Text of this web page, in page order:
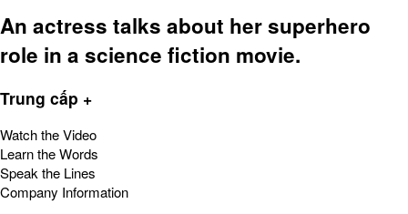
An actress talks about her superhero
role in a science fiction movie.
Trung cấp +
Watch the Video
Learn the Words
Speak the Lines
Company Information